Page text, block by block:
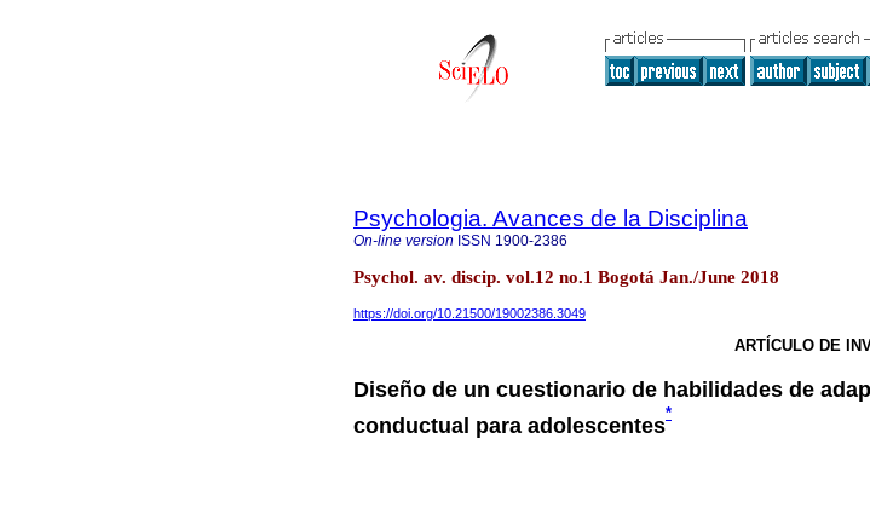
Psychologia. Avances de la Disciplina
On-line version ISSN 1900-2386
Psychol. av. discip. vol.12 no.1 Bogotá Jan./June 2018
https://doi.org/10.21500/19002386.3049
ARTÍCULO DE
Diseño de un cuestionario de habilidades de
conductual para adolescentes
*